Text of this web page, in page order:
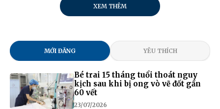
XEM THÊM
MỚI ĐĂNG YÊU THÍCH
Bé trai 15 tháng tuổi thoát nguy
kịch sau khi bị ong vò vẽ đốt gần
60 vết
23/07/2026